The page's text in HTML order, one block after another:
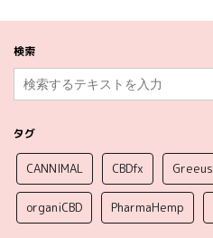
検索
タグ
CANNIMAL CBDfx Greeus
organiCBD PharmaHemp